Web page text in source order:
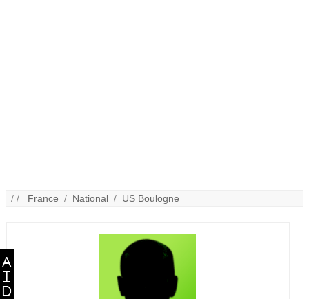
/ / France / National / US Boulogne